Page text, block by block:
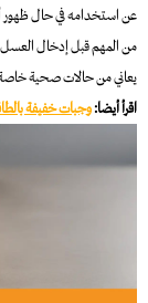
عن استخدامه في حال
من المهم قبل إدخال العسل
يعاني من حالات صحية
اقرأ أيضا:وجبات خفيفة